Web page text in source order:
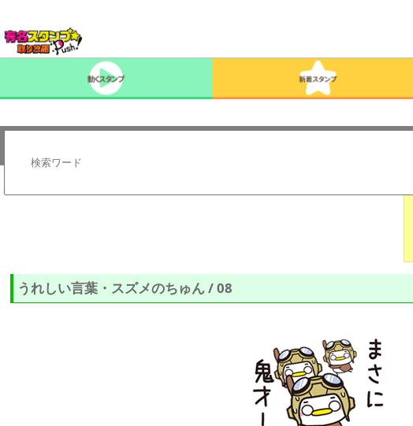
うれしい言葉・スズメのちゅん / 08